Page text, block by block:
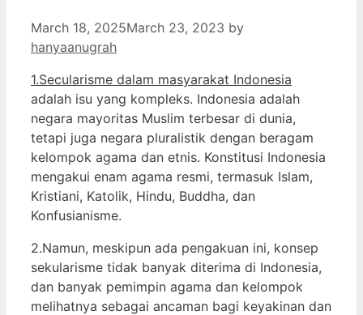
March 18, 2025March 23, 2023 by
hanyaanugrah
1.Secularisme dalam masyarakat Indonesia
adalah isu yang kompleks. Indonesia adalah
negara mayoritas Muslim terbesar di dunia,
tetapi juga negara pluralistik dengan beragam
kelompok agama dan etnis. Konstitusi Indonesia
mengakui enam agama resmi, termasuk Islam,
Kristiani, Katolik, Hindu, Buddha, dan
Konfusianisme.
2.Namun, meskipun ada pengakuan ini, konsep
sekularisme tidak banyak diterima di Indonesia,
dan banyak pemimpin agama dan kelompok
melihatnya sebagai ancaman bagi keyakinan dan